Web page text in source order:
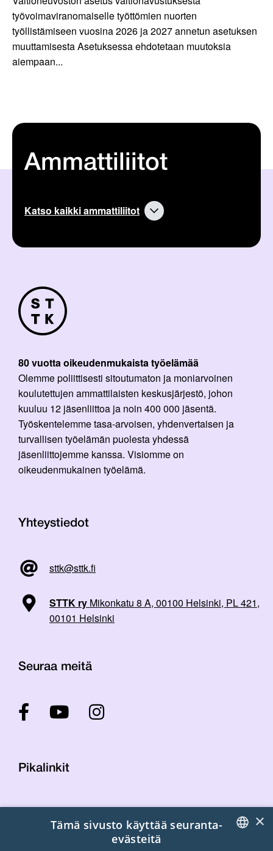
työvoimaviranomaiselle työttömien nuorten
työllistämiseen vuosina 2026 ja 2027 annetun asetuksen
muuttamisesta Asetuksessa ehdotetaan muutoksia
aiempaan...
Ammattiliitot
Katso kaikki ammattiliitot
80 vuotta oikeudenmukaista työelämää
Olemme poliittisesti sitoutumaton ja moniarvoinen
koulutettujen ammattilaisten keskusjärjestö, johon
kuuluu 12 jäsenliittoa ja noin 400 000 jäsentä.
Työskentelemme tasa-arvoisen, yhdenvertaisen ja
turvallisen työelämän puolesta yhdessä
jäsenliittojemme kanssa. Visiomme on
oikeudenmukainen työelämä.
Yhteystiedot
sttk@sttk.fi
STTK ry Mikonkatu 8 A, 00100 Helsinki, PL 421,
00101 Helsinki
Seuraa meitä
Pikalinkit
Laskutustiedot
×
Tämä sivusto käyttää seuranta-
evästeitä